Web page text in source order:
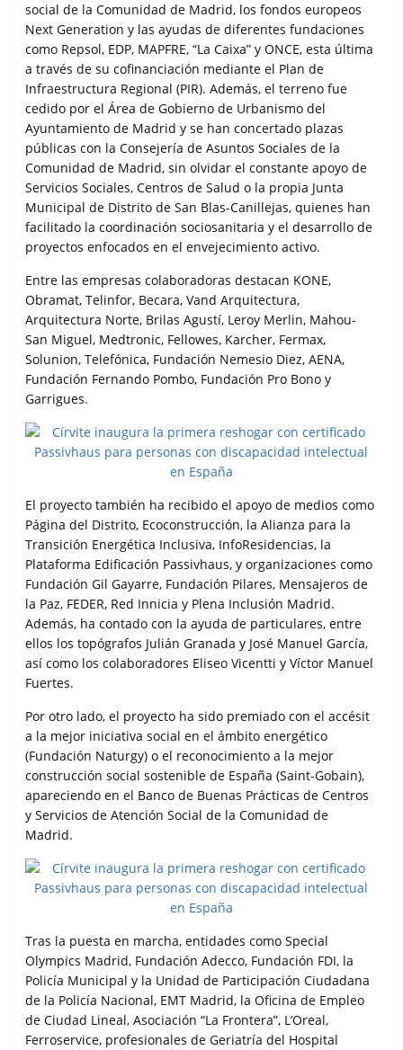
social de la Comunidad de Madrid, los fondos europeos
Next Generation y las ayudas de diferentes fundaciones
como Repsol, EDP, MAPFRE, “La Caixa” y ONCE, esta última
a través de su cofinanciación mediante el Plan de
Infraestructura Regional (PIR). Además, el terreno fue
cedido por el Área de Gobierno de Urbanismo del
Ayuntamiento de Madrid y se han concertado plazas
públicas con la Consejería de Asuntos Sociales de la
Comunidad de Madrid, sin olvidar el constante apoyo de
Servicios Sociales, Centros de Salud o la propia Junta
Municipal de Distrito de San Blas-Canillejas, quienes han
facilitado la coordinación sociosanitaria y el desarrollo de
proyectos enfocados en el envejecimiento activo.
Entre las empresas colaboradoras destacan KONE,
Obramat, Telinfor, Becara, Vand Arquitectura,
Arquitectura Norte, Brilas Agustí, Leroy Merlin, Mahou-
San Miguel, Medtronic, Fellowes, Karcher, Fermax,
Solunion, Telefónica, Fundación Nemesio Diez, AENA,
Fundación Fernando Pombo, Fundación Pro Bono y
Garrigues.
El proyecto también ha recibido el apoyo de medios como
Página del Distrito, Ecoconstrucción, la Alianza para la
Transición Energética Inclusiva, InfoResidencias, la
Plataforma Edificación Passivhaus, y organizaciones como
Fundación Gil Gayarre, Fundación Pilares, Mensajeros de
la Paz, FEDER, Red Innicia y Plena Inclusión Madrid.
Además, ha contado con la ayuda de particulares, entre
ellos los topógrafos Julián Granada y José Manuel García,
así como los colaboradores Eliseo Vicentti y Víctor Manuel
Fuertes.
Por otro lado, el proyecto ha sido premiado con el accésit
a la mejor iniciativa social en el ámbito energético
(Fundación Naturgy) o el reconocimiento a la mejor
construcción social sostenible de España (Saint-Gobain),
apareciendo en el Banco de Buenas Prácticas de Centros
y Servicios de Atención Social de la Comunidad de
Madrid.
Tras la puesta en marcha, entidades como Special
Olympics Madrid, Fundación Adecco, Fundación FDI, la
Policía Municipal y la Unidad de Participación Ciudadana
de la Policía Nacional, EMT Madrid, la Oficina de Empleo
de Ciudad Lineal, Asociación “La Frontera”, L’Oreal,
Ferroservice, profesionales de Geriatría del Hospital